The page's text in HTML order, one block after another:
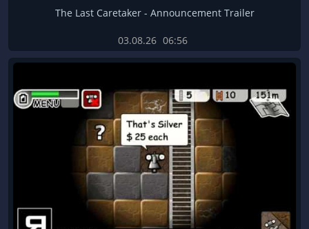
The Last Caretaker - Announcement Trailer
03.08.26 06:56